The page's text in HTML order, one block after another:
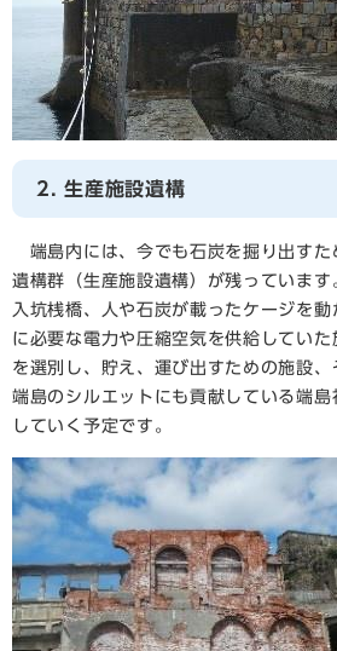
2. 生産施設遺構
端島内には、今でも石炭を掘り出すた
遺構群（生産施設遺構）が残っていま
入坑桟橋、人や石炭が載ったケージを
に必要な電力や圧縮空気を供給してい
を選別し、貯え、運び出すための施設
端島のシルエットにも貢献している端
していく予定です。